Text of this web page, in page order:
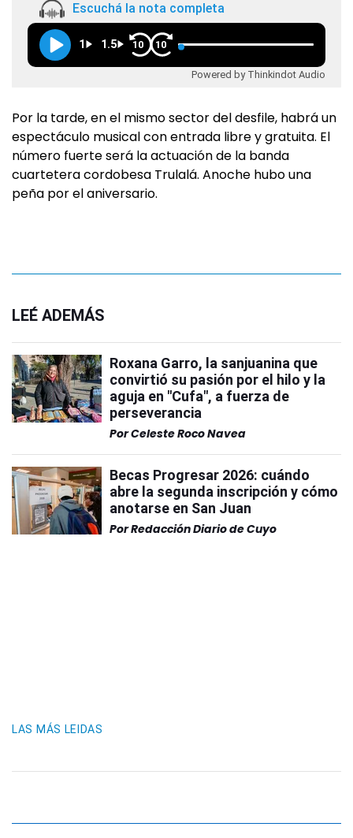
Escuchá la nota completa
1 1.5 10 10
Powered by Thinkindot Audio
Por la tarde, en el mismo sector del desfile, habrá un
espectáculo musical con entrada libre y gratuita. El
número fuerte será la actuación de la banda
cuartetera cordobesa Trulalá. Anoche hubo una
peña por el aniversario.
LEÉ ADEMÁS
Roxana Garro, la sanjuanina que
convirtió su pasión por el hilo y la
aguja en "Cufa", a fuerza de
perseverancia
PorCeleste Roco Navea
Becas Progresar 2026: cuándo
abre la segunda inscripción y cómo
anotarse en San Juan
PorRedacción Diario de Cuyo
LAS MÁS LEIDAS